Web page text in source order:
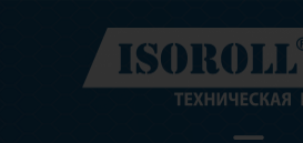
содержимому